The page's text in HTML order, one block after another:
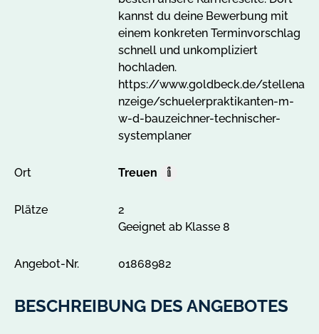
kannst du deine Bewerbung mit
einem konkreten Terminvorschlag
schnell und unkompliziert
hochladen.
https://www.goldbeck.de/stellena
nzeige/schuelerpraktikanten-m-
w-d-bauzeichner-technischer-
systemplaner
Ort Treuen
A
A
n
Plätze
2
Geeignet ab Klasse 8
Angebot-Nr. 01868982
BESCHREIBUNG DES ANGEBOTES